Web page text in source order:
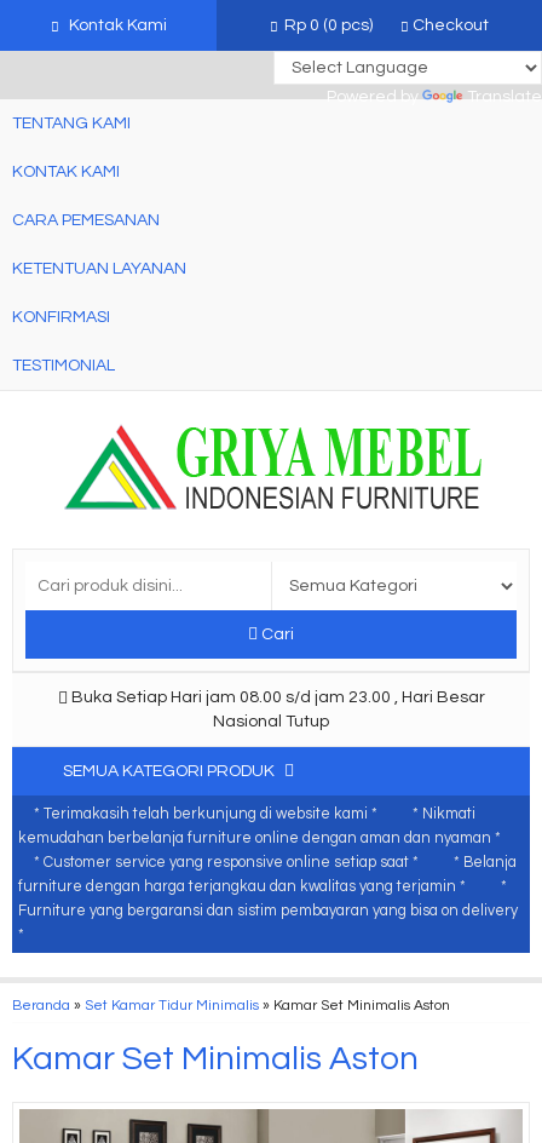
Kontak Kami Rp 0 (0 pcs) Checkout
Powered by
Translate
TENTANG KAMI
KONTAK KAMI
CARA PEMESANAN
KETENTUAN LAYANAN
KONFIRMASI
TESTIMONIAL
Cari
Buka Setiap Hari jam 08.00 s/d jam 23.00 , Hari Besar
Nasional Tutup
SEMUA KATEGORI PRODUK
* Terimakasih telah berkunjung di website kami *
* Nikmati
kemudahan berbelanja furniture online dengan aman dan nyaman *
* Customer service yang responsive online setiap saat *
* Belanja
furniture dengan harga terjangkau dan kwalitas yang terjamin *
*
Furniture yang bergaransi dan sistim pembayaran yang bisa on delivery
*
Beranda » Set Kamar Tidur Minimalis » Kamar Set Minimalis Aston
Kamar Set Minimalis Aston